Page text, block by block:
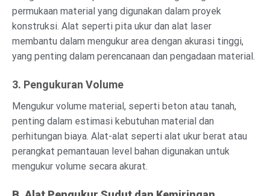
permukaan material yang digunakan dalam proyek
konstruksi. Alat seperti pita ukur dan alat laser
membantu dalam mengukur area dengan akurasi tinggi,
yang penting dalam perencanaan dan pengadaan material.
3. Pengukuran Volume
Mengukur volume material, seperti beton atau tanah,
penting dalam estimasi kebutuhan material dan
perhitungan biaya. Alat-alat seperti alat ukur berat atau
perangkat pemantauan level bahan digunakan untuk
mengukur volume secara akurat.